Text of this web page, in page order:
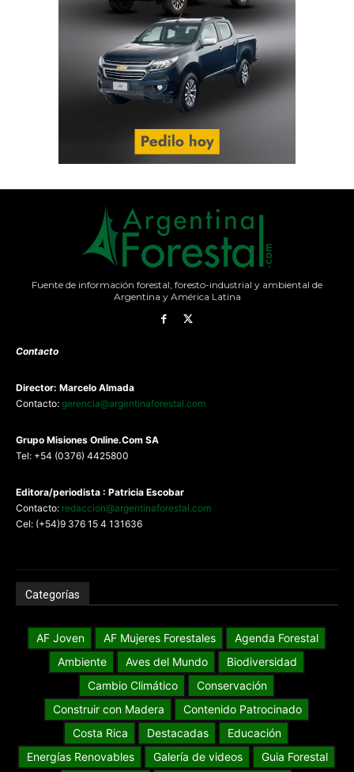
Fuente de información forestal, foresto-industrial y ambiental de
Argentina y América Latina
Contacto
Director: Marcelo Almada
Contacto: gerencia@argentinaforestal.com
Grupo Misiones Online.Com SA
Tel: +54 (0376) 4425800
Editora/periodista : Patricia Escobar
Contacto: redaccion@argentinaforestal.com
Cel: (+54)9 376 15 4 131636
Categorías
AF Joven AF Mujeres Forestales
Agenda Forestal
Ambiente
Aves del Mundo
Biodiversidad
Cambio Climático
Conservación
Construir con Madera
Contenido Patrocinado
Costa Rica
Destacadas
Educación
Energías Renovables
Galería de videos
Guia Forestal